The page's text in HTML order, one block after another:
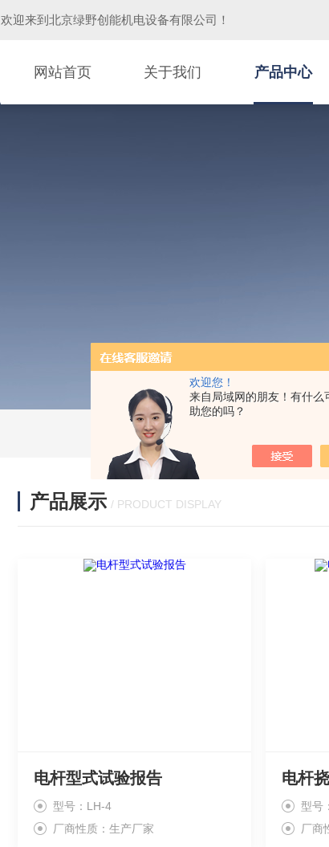
欢迎您！
来自局域网的朋友！有什么
助您的吗？
欢迎来到 北京绿野创能机电设备有限公司 ！
网站首页 关于我们 产品中心
产品展示 / PRODUCT DISPLAY
电杆型式试验报告
型号：LH-4
厂商性质：生产厂家
电杆
型号
厂商